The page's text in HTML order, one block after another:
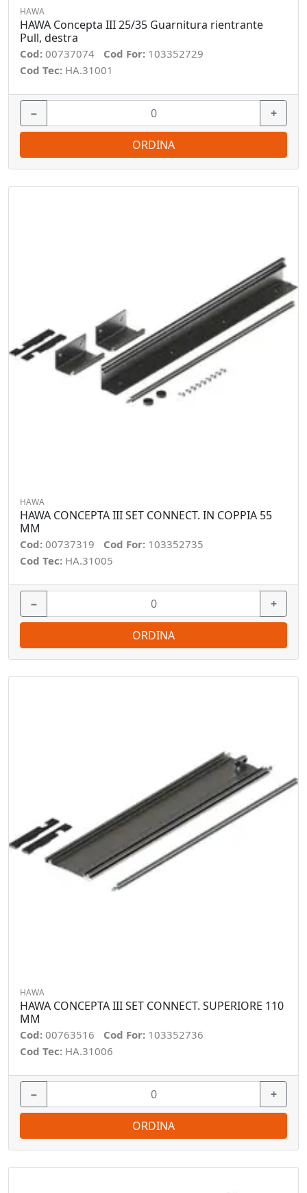
HAWA
HAWA Concepta III 25/35 Guarnitura rientrante
Pull, destra
Cod: 00737074 Cod For: 103352729
Cod Tec: HA.31001
− +
ORDINA
HAWA
HAWA CONCEPTA III SET CONNECT. IN COPPIA 55
MM
Cod: 00737319 Cod For: 103352735
Cod Tec: HA.31005
− +
ORDINA
HAWA
HAWA CONCEPTA III SET CONNECT. SUPERIORE 110
MM
Cod: 00763516 Cod For: 103352736
Cod Tec: HA.31006
− +
ORDINA